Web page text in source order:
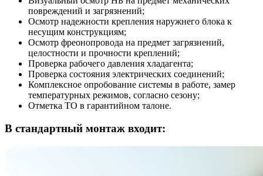
повреждений и загрязнений;
Осмотр надежности крепления наружнего блока к
несущим конструкциям;
Осмотр фреонопровода на предмет загрязнений,
целостности и прочности креплений;
Проверка рабочего давления хладагента;
Проверка состояния электрических соединений;
Комплексное опробование системы в работе, замер
температурных режимов, согласно сезону;
Отметка ТО в гарантийном талоне.
В стандартный монтаж входит: